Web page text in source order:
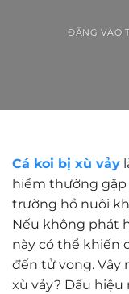
ĐĂNG VÀO
Cá koi bị xù vảy
hiểm thường gặp
trường hồ nuôi
Nếu không phát
này có thể khiến
đến tử vong. Vậy
xù vảy? Dấu hiệu